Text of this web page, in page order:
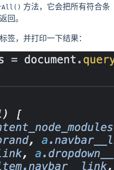
方法，它会把所有符合条
回。
标签，并打印一下结果：